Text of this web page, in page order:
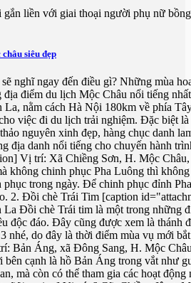
liền với giai thoại người phụ nữ
siêu đẹp
nghĩ ngay đến điều gì? Những mùa
điểm du lịch Mộc Châu nổi tiếng
La, nằm cách Hà Nội 180km về phía
việc đi du lịch trải nghiệm. Đặc biệt
nguyên xinh đẹp, hàng chục danh
địa danh nổi tiếng cho chuyến hành
Vị trí: Xã Chiềng Sơn, H. Mộc
không chinh phục Pha Luông thì
trong ngày. Để chinh phục đỉnh
2. Đồi chè Trái Tim [caption
Đồi chè Trái tim là một trong những
độc đáo. Đây cũng được xem là thánh
nhé, do đây là thời điểm mùa vụ mới
Bản Áng, xã Đông Sang, H. Mộc
cạnh là hồ Bản Áng trong vắt như
mà còn có thể tham gia các hoạt